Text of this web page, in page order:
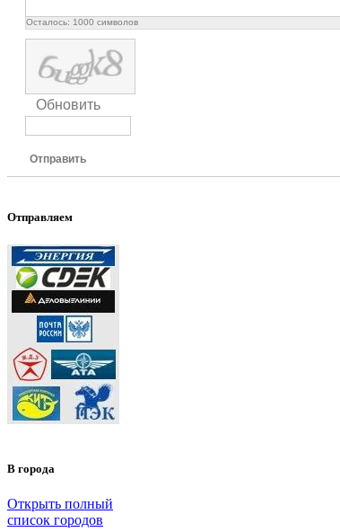
Осталось: 1000 символов
Обновить
Отправить
Отправляем
В города
Открыть полный
список городов